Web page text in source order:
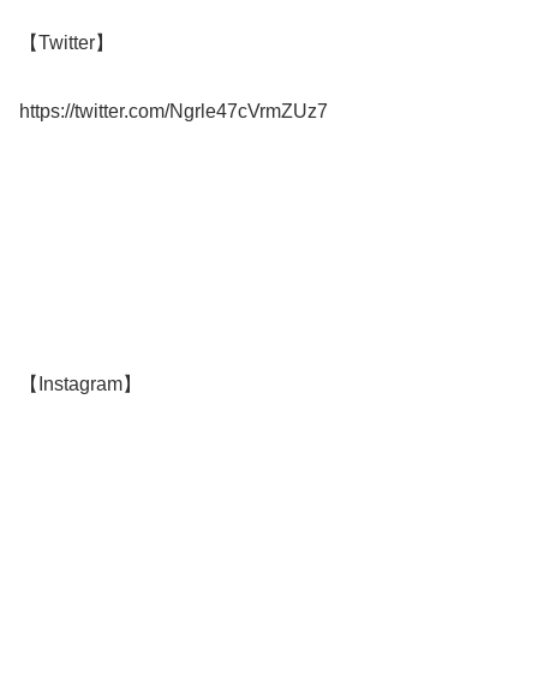
【Twitter】
https://twitter.com/Ngrle47cVrmZUz7
【Instagram】